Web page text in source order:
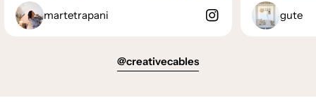
martetrapani gute
@creativecables